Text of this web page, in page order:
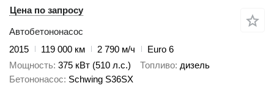
Цена по запросу
Автобетононасос
2015
119 000 км 2 790 м/ч
Euro 6
Мощность 375 кВт (510 л.с.) Топливо дизель
Бетононасос Schwing S36SX